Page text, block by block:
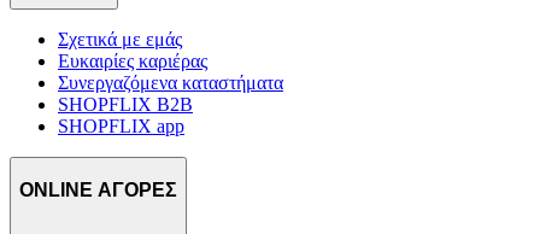
Σχετικά με εμάς
Ευκαιρίες καριέρας
Συνεργαζόμενα καταστήματα
SHOPFLIX B2B
SHOPFLIX app
ONLINE ΑΓΟΡΕΣ